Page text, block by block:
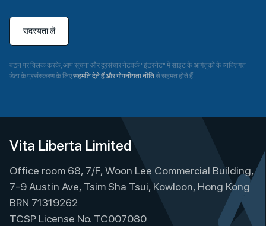
सदस्यता लें
बटन पर क्लिक करके, आप सूचना और दूरसंचार नेटवर्क "इंटरनेट" में साइट के आगंतुकों के व्यक्तिगत
डेटा के प्रसंस्करण के लिएसहमति देते हैं और गोपनीयता नीतिसे सहमत होते हैं
l
e
n
a
t
i
Vita Liberta Limited
Office room 68, 7/F, Woon Lee Commercial Building,
7-9 Austin Ave, Tsim Sha Tsui, Kowloon, Hong Kong
BRN 71319262
TCSP License No. TC007080